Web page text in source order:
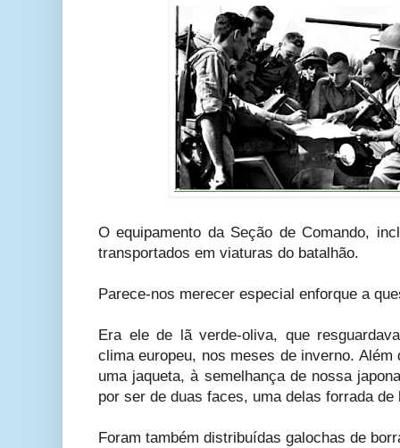
O equipamento da Seção de Comando,
transportados em viaturas do batalhão.
Parece-nos merecer especial enforque a
Era ele de lã verde-oliva, que
clima europeu, nos meses de inverno.
uma jaqueta, à semelhança de nossa
por ser de duas faces, uma delas forrada
Foram também distribuídas galochas de